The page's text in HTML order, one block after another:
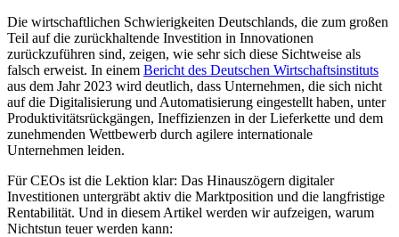
Die wirtschaftlichen Schwierigkeiten Deutschlands, die zum großen
Teil auf die zurückhaltende Investition in Innovationen
zurückzuführen sind, zeigen, wie sehr sich diese Sichtweise als
falsch erweist. In einem Bericht des Deutschen Wirtschaftsinstituts
aus dem Jahr 2023 wird deutlich, dass Unternehmen, die sich nicht
auf die Digitalisierung und Automatisierung eingestellt haben, unter
Produktivitätsrückgängen, Ineffizienzen in der Lieferkette und dem
zunehmenden Wettbewerb durch agilere internationale
Unternehmen leiden.
Für CEOs ist die Lektion klar: Das Hinauszögern digitaler
Investitionen untergräbt aktiv die Marktposition und die langfristige
Rentabilität. Und in diesem Artikel werden wir aufzeigen, warum
Nichtstun teuer werden kann: